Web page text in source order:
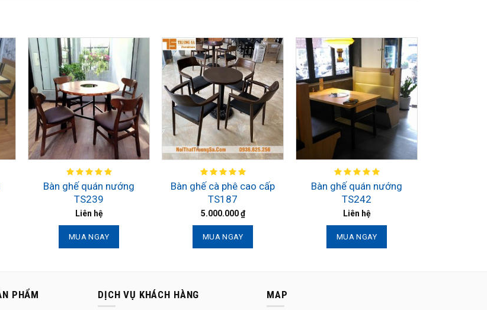
Bàn ghế quán nướng
TS239
Liên hệ
MUA NGAY
Bàn ghế cà phê cao cấp
TS187
5.000.000₫
MUA NGAY
Bàn ghế quán nướng
TS242
Liên hệ
MUA NGAY
PHẨM DỊCH VỤ KHÁCH HÀNG MAP